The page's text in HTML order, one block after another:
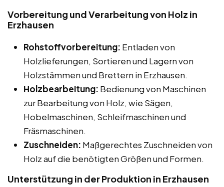
Vorbereitung und Verarbeitung von Holz in
Erzhausen
Rohstoffvorbereitung: Entladen von
Holzlieferungen, Sortieren und Lagern von
Holzstämmen und Brettern in Erzhausen.
Holzbearbeitung: Bedienung von Maschinen
zur Bearbeitung von Holz, wie Sägen,
Hobelmaschinen, Schleifmaschinen und
Fräsmaschinen.
Zuschneiden: Maßgerechtes Zuschneiden von
Holz auf die benötigten Größen und Formen.
Unterstützung in der Produktion in Erzhausen